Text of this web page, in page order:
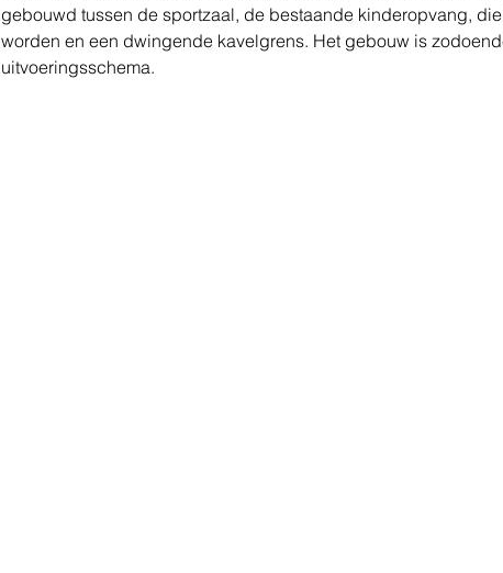
gebouwd tussen de sportzaal, de bestaande kinderopvang,
worden en een dwingende kavelgrens. Het gebouw is
uitvoeringsschema.